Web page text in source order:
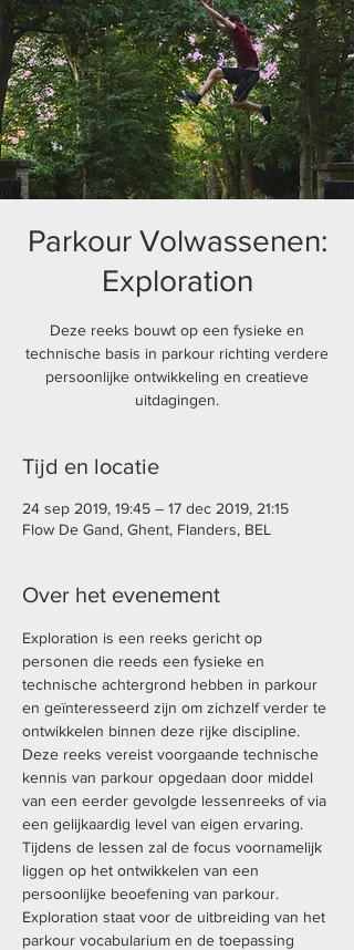
Parkour Volwassenen:
Exploration
Deze reeks bouwt op een fysieke en
technische basis in parkour richting verdere
persoonlijke ontwikkeling en creatieve
uitdagingen.
Tijd en locatie
24 sep 2019, 19:45 – 17 dec 2019, 21:15
Flow De Gand, Ghent, Flanders, BEL
Over het evenement
Exploration is een reeks gericht op
personen die reeds een fysieke en
technische achtergrond hebben in parkour
en geïnteresseerd zijn om zichzelf verder te
ontwikkelen binnen deze rijke discipline.
Deze reeks vereist voorgaande technische
kennis van parkour opgedaan door middel
van een eerder gevolgde lessenreeks of via
een gelijkaardig level van eigen ervaring.
Tijdens de lessen zal de focus voornamelijk
liggen op het ontwikkelen van een
persoonlijke beoefening van parkour.
Exploration staat voor de uitbreiding van het
parkour vocabularium en de toepassing